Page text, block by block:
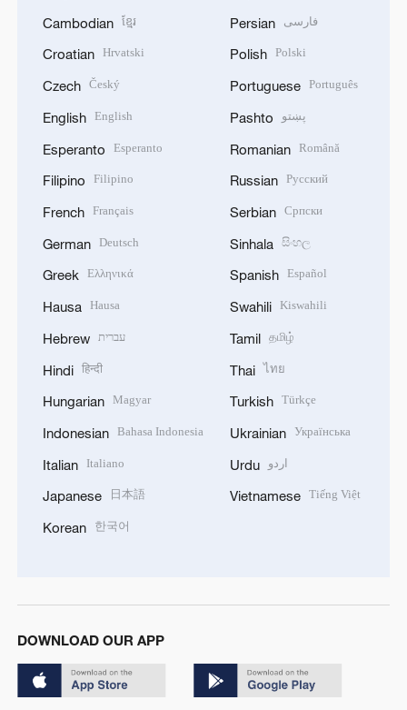
Cambodian ខ្មែរ
Croatian Hrvatski
Czech Český
English English
Esperanto Esperanto
Filipino Filipino
French Français
German Deutsch
Greek Ελληνικά
Hausa Hausa
Hebrew עברית
Hindi हिन्दी
Hungarian Magyar
Indonesian Bahasa Indonesia
Italian Italiano
Japanese 日本語
Korean 한국어
Persian فارسی
Polish Polski
Portuguese Português
Pashto پښتو
Romanian Română
Russian Русский
Serbian Српски
Sinhala සිංහල
Spanish Español
Swahili Kiswahili
Tamil தமிழ்
Thai ไทย
Turkish Türkçe
Ukrainian Українська
Urdu اردو
Vietnamese Tiếng Việt
DOWNLOAD OUR APP